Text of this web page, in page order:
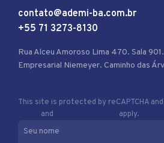
contato@ademi-ba.com.br
+55 71 3273-8130
Rua Alceu Amoroso Lima 470. Sala 901.
Empresarial Niemeyer. Caminho das
This site is protected by reCAPTCHA
and
apply.
Seu nome